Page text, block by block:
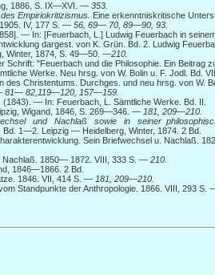
1886, S. IX—XVI. — 353.
Empiriokritizismus.
Eine erkenntniskritische
IV, 177 S. — 56, 69— 70, 89—90, 93.
— In: [Feuerbach, L.] Ludwig Feuerbach in
dargest. von K. Grün. Bd. 2. Ludwig
Winter, 1874, S. 49—50. —210.
Schrift: "Feuerbach und die Philosophie. Ein Beitrag
Werke. Neu hrsg. von W. Bolin u. F. Jodl. Bd. VIL
des Christentums. Durchges. und neu hrsg. von W.
81— 82,119—120, 157—159.
(1843). — In: Feuerbach, L. Sämtliche Werke. Bd. II.
Wigand, 1846, S. 269—346. — 181, 209—210.
und Nachlaß sowie in seiner
Bd. 1—2. Leipzig — Heidelberg, Winter, 1874. 2 Bd.
Sein Briefwechsel u. Nachlaß.
Nachlaß. 1850— 1872. VIII, 333 S. — 210.
1846—1866. 2 Bd.
1846. VII, 414 S. — 181, 209—210.
Standpunkte der Anthropologie. 1866. VIII, 293 S.